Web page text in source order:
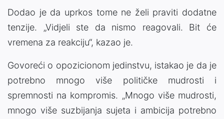
Dodao je da uprkos tome ne želi praviti dodatne
tenzije. „Vidjeli ste da nismo reagovali. Bit će
vremena za reakciju“, kazao je.
Govoreći o opozicionom jedinstvu, istakao je da je
potrebno mnogo više političke mudrosti i
spremnosti na kompromis. „Mnogo više mudrosti,
mnogo više suzbijanja sujeta i ambicija potrebno